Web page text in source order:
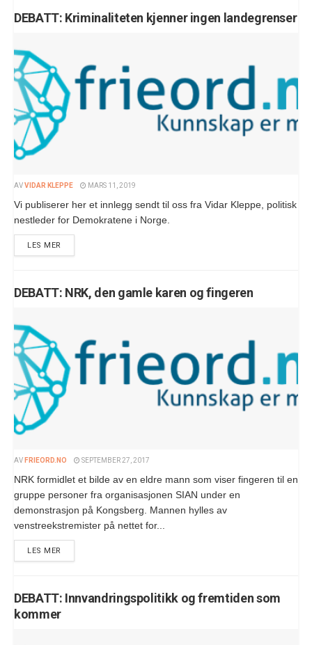
DEBATT: Kriminaliteten kjenner ingen landegrenser
AVVIDAR KLEPPE MARS 11, 2019
Vi publiserer her et innlegg sendt til oss fra Vidar Kleppe, politisk
nestleder for Demokratene i Norge.
LES MER
DEBATT: NRK, den gamle karen og fingeren
AV FRIEORD.NO SEPTEMBER 27, 2017
NRK formidlet et bilde av en eldre mann som viser fingeren til en
gruppe personer fra organisasjonen SIAN under en
demonstrasjon på Kongsberg. Mannen hylles av
venstreekstremister på nettet for...
LES MER
DEBATT: Innvandringspolitikk og fremtiden som
kommer